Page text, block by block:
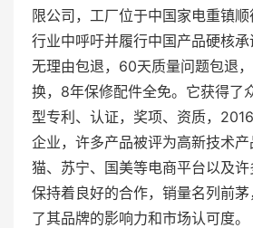
限公司，工厂位于中国家电重镇
行业中呼吁并履行中国产品硬核
无理由包退，60天质量问题包退
换，8年保修配件全免。它获得了
型专利、认证，奖项、资质，
企业，许多产品被评为高新技术
猫、苏宁、国美等电商平台以及
保持着良好的合作，销量名列前
了其品牌的影响力和市场认可度。